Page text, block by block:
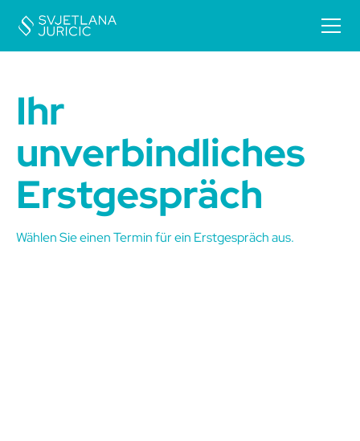
Ihr
unverbindliches
Erstgespräch
Wählen Sie einen Termin für ein Erstgespräch aus.